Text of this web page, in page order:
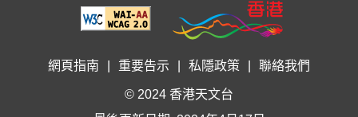
網頁指南 重要告示 私隱政策 聯絡我們
© 2024 香港天文台